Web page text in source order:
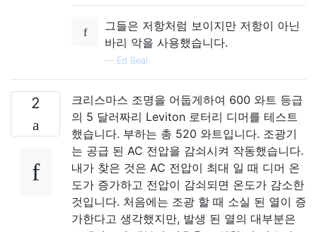
그들은 저항처럼 보이지만 저항이 아닌
바리 악을 사용했습니다.
— Ed Beal
2
크리스마스 조명을 어둡게하여 600 와트 등급
의 5 달러짜리 Leviton 로터리 디머를 테스트
했습니다. 부하는 총 520 와트입니다. 조광기
는 공급 된 AC 전압을 감쇠시켜 작동했습니다.
내가 찾은 것은 AC 전압이 최대 일 때 디머 온
도가 증가하고 전압이 감쇠되면 온도가 감소한
것입니다. 처음에는 조광 할 때 소실 된 열이 증
가한다고 생각했지만, 발생 된 열의 대부분은